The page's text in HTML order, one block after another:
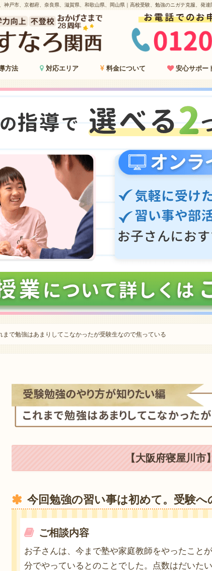
神戸市、京都府、奈良県、滋賀県、和歌山県、岡山県｜高校受験、勉強のニガテ克服、発
方法 対応エリア 料金について 安心サポー
まで勉強はあまりしてこなかったが受験生なので焦っている
【大阪府寝屋川市
今回勉強の習い事は初めて。受験へ
ご相談内容
お子さんは、今まで塾や家庭教師をやったこと
分でやっているとのことでした。点数はだいた